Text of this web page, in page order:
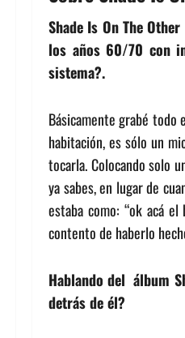
Shade Is On The
los años 60/70 con
sistema?.
Básicamente grabé todo
habitación, es sólo un
tocarla. Colocando solo
ya sabes, en lugar de
estaba como: “ok acá
contento de haberlo
Hablando del álbum
detrás de él?